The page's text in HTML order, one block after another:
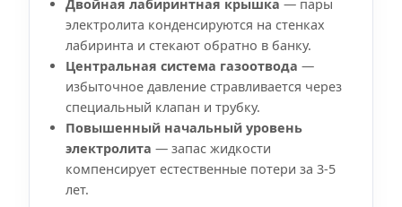
Двойная лабиринтная крышка — пары
электролита конденсируются на стенках
лабиринта и стекают обратно в банку.
Центральная система газоотвода —
избыточное давление стравливается через
специальный клапан и трубку.
Повышенный начальный уровень
электролита — запас жидкости
компенсирует естественные потери за 3-5
лет.